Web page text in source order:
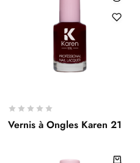
Vernis à Ongles Karen 21